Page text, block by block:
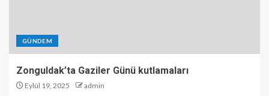
GÜNDEM
Zonguldak’ta Gaziler Günü kutlamaları
Eylül 19, 2025 admin